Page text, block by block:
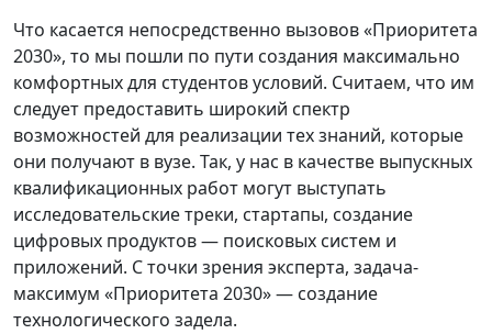
Что касается непосредственно вызовов «Приоритета
2030», то мы пошли по пути создания максимально
комфортных для студентов условий. Считаем, что им
следует предоставить широкий спектр
возможностей для реализации тех знаний, которые
они получают в вузе. Так, у нас в качестве выпускных
квалификационных работ могут выступать
исследовательские треки, стартапы, создание
цифровых продуктов — поисковых систем и
приложений. С точки зрения эксперта, задача-
максимум «Приоритета 2030» — создание
технологического задела.